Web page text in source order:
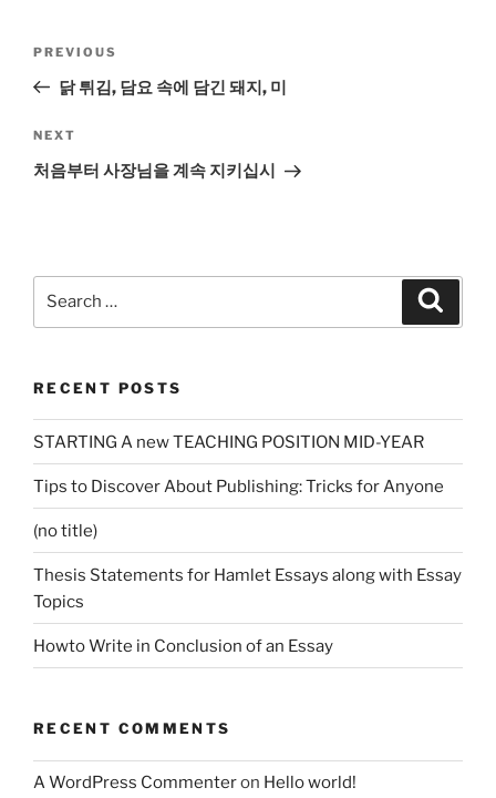
Previous
Post
PREVIOUS
닭 튀김, 담요 속에 담긴 돼지, 미
Next
Post
NEXT
처음부터 사장님을 계속 지키십시
RECENT POSTS
STARTING A new TEACHING POSITION MID-YEAR
Tips to Discover About Publishing: Tricks for Anyone
(no title)
Thesis Statements for Hamlet Essays along with Essay
Topics
Howto Write in Conclusion of an Essay
RECENT COMMENTS
A WordPress Commenteron Hello world!